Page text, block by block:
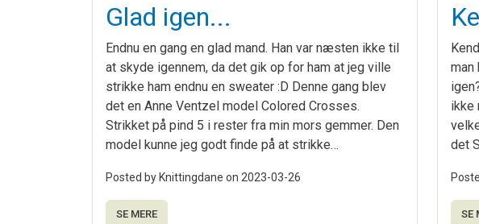
Glad igen...
Endnu en gang en glad mand. Han var næsten ikke til
at skyde igennem, da det gik op for ham at jeg ville
strikke ham endnu en sweater :D Denne gang blev
det en Anne Ventzel model Colored Crosses.
Strikket på pind 5 i rester fra min mors gemmer. Den
model kunne jeg godt finde på at strikke…
Posted by Knittingdane on 2023-03-26
SE MERE
man
ikke
det
SE